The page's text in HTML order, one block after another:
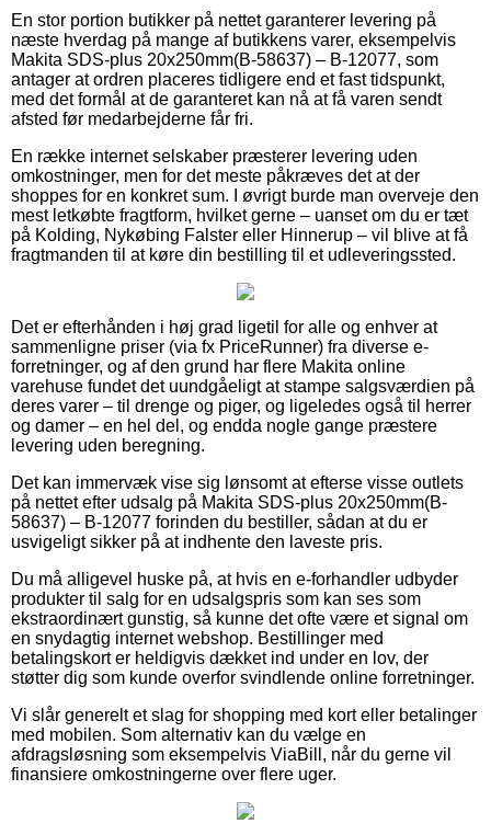
En stor portion butikker på nettet garanterer levering på
næste hverdag på mange af butikkens varer, eksempelvis
Makita SDS-plus 20x250mm(B-58637) – B-12077, som
antager at ordren placeres tidligere end et fast tidspunkt,
med det formål at de garanteret kan nå at få varen sendt
afsted før medarbejderne får fri.
En række internet selskaber præsterer levering uden
omkostninger, men for det meste påkræves det at der
shoppes for en konkret sum. I øvrigt burde man overveje den
mest letkøbte fragtform, hvilket gerne – uanset om du er tæt
på Kolding, Nykøbing Falster eller Hinnerup – vil blive at få
fragtmanden til at køre din bestilling til et udleveringssted.
Det er efterhånden i høj grad ligetil for alle og enhver at
sammenligne priser (via fx PriceRunner) fra diverse e-
forretninger, og af den grund har flere Makita online
varehuse fundet det uundgåeligt at stampe salgsværdien på
deres varer – til drenge og piger, og ligeledes også til herrer
og damer – en hel del, og endda nogle gange præstere
levering uden beregning.
Det kan immervæk vise sig lønsomt at efterse visse outlets
på nettet efter udsalg på Makita SDS-plus 20x250mm(B-
58637) – B-12077 forinden du bestiller, sådan at du er
usvigeligt sikker på at indhente den laveste pris.
Du må alligevel huske på, at hvis en e-forhandler udbyder
produkter til salg for en udsalgspris som kan ses som
ekstraordinært gunstig, så kunne det ofte være et signal om
en snydagtig internet webshop. Bestillinger med
betalingskort er heldigvis dækket ind under en lov, der
støtter dig som kunde overfor svindlende online forretninger.
Vi slår generelt et slag for shopping med kort eller betalinger
med mobilen. Som alternativ kan du vælge en
afdragsløsning som eksempelvis ViaBill, når du gerne vil
finansiere omkostningerne over flere uger.